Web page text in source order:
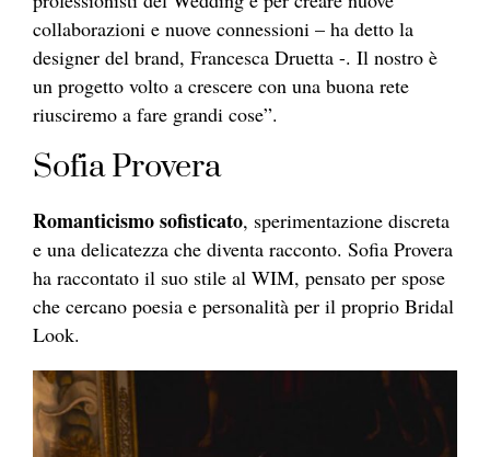
collaborazioni e nuove connessioni – ha detto la
designer del brand, Francesca Druetta -. Il nostro è
un progetto volto a crescere con una buona rete
riusciremo a fare grandi cose”.
Sofia Provera
Romanticismo sofisticato, sperimentazione discreta
e una delicatezza che diventa racconto. Sofia Provera
ha raccontato il suo stile al WIM, pensato per spose
che cercano poesia e personalità per il proprio Bridal
Look.